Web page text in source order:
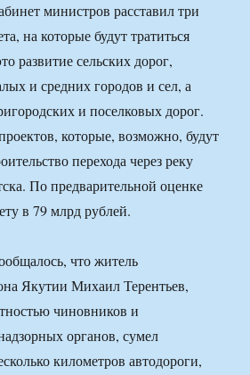
министров расставил три
на которые будут тратиться
развитие сельских дорог,
и средних городов и сел, а
и поселковых дорог.
которые, возможно, будут
перехода через реку
По предварительной оценке
в 79 млрд рублей.
что житель
Якутии Михаил Терентьев,
чиновников и
органов, сумел
километров автодороги,